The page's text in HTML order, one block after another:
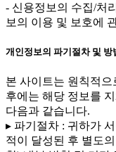
- 신용정보의 수집/처
보의 이용 및 보호에
개인정보의 파기절차 및 방
본 사이트는 원칙적
후에는 해당 정보를
다음과 같습니다.
▸ 파기절차 : 귀하가
적이 달성된 후 별도